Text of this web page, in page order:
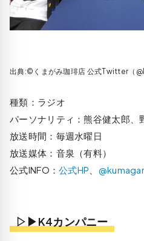
出典:©くまがみ珈琲店‏
種類：ラジオ
パーソナリティ：熊谷健太郎、
放送時間：毎週水曜日
放送媒体：音泉（有料）
公式INFO：公式HP
▷▶K4カンパニー